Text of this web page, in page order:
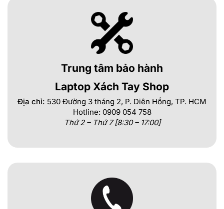
Trung tâm bảo hành
Laptop Xách Tay Shop
Địa chỉ: 530 Đường 3 tháng 2, P. Diên Hồng, TP. HCM
Hotline: 0909 054 758
Thứ 2 – Thứ 7 [8:30 – 17:00]